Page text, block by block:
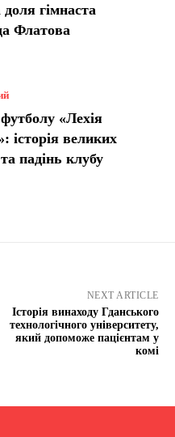
доля гімнаста
Флатова
«Лехія
історія великих
падінь клубу
NEXT ARTICLE
Історія винаходу Гданського
технологічного університету,
який допоможе пацієнтам у
комі